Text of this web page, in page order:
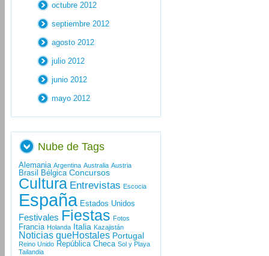
octubre 2012
septiembre 2012
agosto 2012
julio 2012
junio 2012
mayo 2012
Nube de Tags
Alemania Argentina Australia Austria
Brasil Bélgica Concursos
Cultura Entrevistas Escocia
España Estados Unidos
Festivales Fiestas Fotos
Francia Holanda Italia Kazajistán
Noticias queHostales Portugal
Reino Unido República Checa Sol y Playa
Tailandia